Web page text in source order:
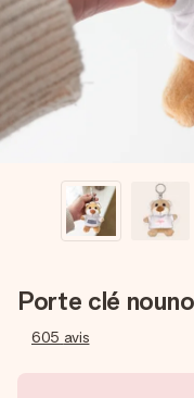
son prénom, votre
Sans complications,
Porte clé
605 avis